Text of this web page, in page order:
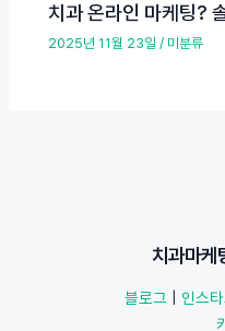
치과 온라인 마케팅?
2025년 11월 23일/ 미분류
치과마케
블로그 인스